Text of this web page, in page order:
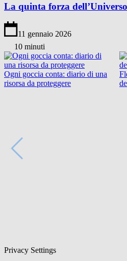
La quinta forza dell’Universo
11 gennaio 2026
10 minuti
Ogni goccia conta: diario di una
risorsa da proteggere
Privacy Settings